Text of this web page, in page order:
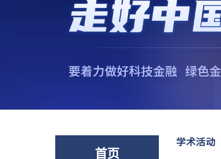
首页
学术活动